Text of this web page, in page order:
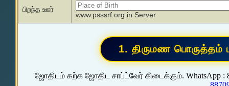
பிறந்த ஊர்
www.psssrf.org.in Server
ஜோதிடம் கற்க ஜோதிட சாப்ட்வேர் கிடைக்கும். WhatsApp :